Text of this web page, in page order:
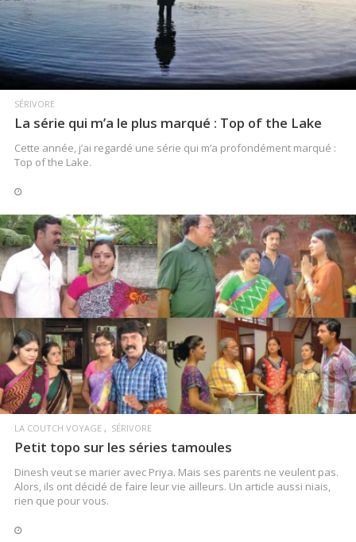
SÉRIVORE
La série qui m’a le plus marqué : Top of the Lake
Cette année, j’ai regardé une série qui m’a profondément marqué :
Top of the Lake.
LIRE LA SUITE
LA COUTCH VOYAGE SÉRIVORE
Petit topo sur les séries tamoules
Dinesh veut se marier avec Priya. Mais ses parents ne veulent pas.
Alors, ils ont décidé de faire leur vie ailleurs. Un article aussi niais,
rien que pour vous.